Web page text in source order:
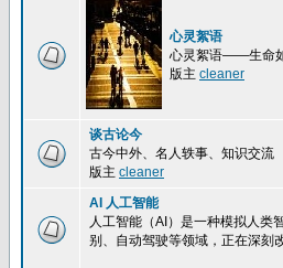
心灵絮语
心灵絮语——生命
版主 cleaner
谈古论今
古今中外、名人轶事、知识交流
版主 cleaner
AI 人工智能
人工智能（AI）是一种模拟人类
别、自动驾驶等领域，正在深刻